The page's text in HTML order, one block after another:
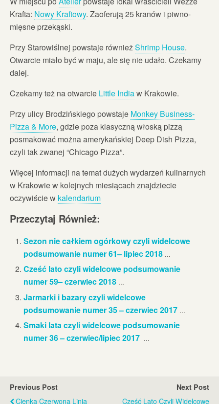
Krafta: Nowy Kraftowy. Zaoferują 25 kranów i piwno-
mięsne przekąski.
Przy Starowiślnej powstaje równieżShrimp House.
Otwarcie miało być w maju, ale się nie udało. Czekamy
dalej.
Czekamy też na otwarcie Little Indiaw Krakowie.
Przy ulicy Brodzińskiego powstaje Monkey Business-
Pizza & More, gdzie poza klasyczną włoską pizzą
posmakować można amerykańskiej Deep Dish Pizza,
czyli tak zwanej “Chicago Pizza”.
Więcej informacji na temat dużych wydarzeń kulinarnych
w Krakowie w kolejnych miesiącach znajdziecie
oczywiście w kalendarium
Przeczytaj Również:
Sezon nie całkiem ogórkowy czyli widelcowe
podsumowanie numer 61– lipiec 2018 ...
Cześć lato czyli widelcowe podsumowanie
numer 59– czerwiec 2018 ...
Jarmarki i bazary czyli widelcowe
podsumowanie numer 35 – czerwiec 2017 ...
Smaki lata czyli widelcowe podsumowanie
numer 36 – czerwiec/lipiec 2017 ...
Previous Post
Cienka Czerwona Linia
Next Post
Cześć Lato Czyli Widelcowe